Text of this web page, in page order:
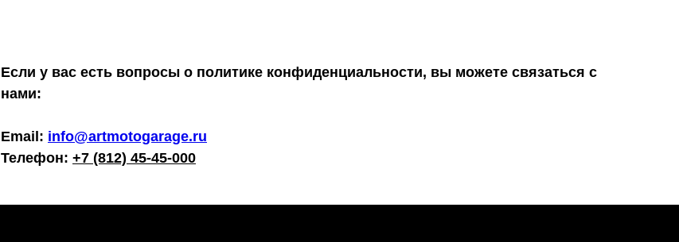
Если у вас есть вопросы о политике конфиденциальности, вы можете связаться с
нами:
Email: info@artmotogarage.ru
Телефон: +7 (812) 45-45-000